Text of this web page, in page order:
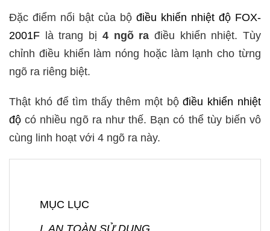
Đặc điểm nổi bật của bộ điều khiển nhiệt độ FOX-
2001F là trang bị 4 ngõ ra điều khiển nhiệt. Tùy
chỉnh điều khiển làm nóng hoặc làm lạnh cho từng
ngõ ra riêng biệt.
Thật khó để tìm thấy thêm một bộđiều khiển nhiệt
độ có nhiều ngõ ra như thế. Bạn có thể tùy biến vô
cùng linh hoạt với 4 ngõ ra này.
MỤC LỤC
I. AN TOÀN SỬ DỤNG